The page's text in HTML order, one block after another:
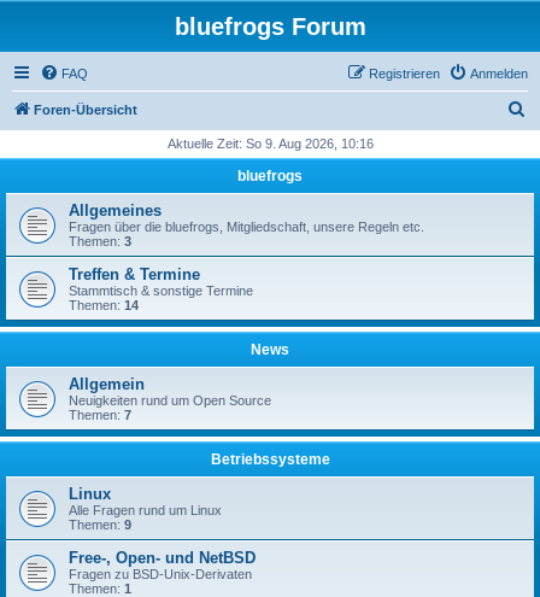
bluefrogs Forum
FAQ Anmelden
Registrieren
Foren-Übersicht
h
Aktuelle Zeit: So 9. Aug 2026, 10:16
bluefrogs
Allgemeines
Fragen über die bluefrogs, Mitgliedschaft, unsere Regeln etc.
Themen: 3
Treffen & Termine
Stammtisch & sonstige Termine
Themen: 14
News
Allgemein
Neuigkeiten rund um Open Source
Themen: 7
Betriebssysteme
Linux
Alle Fragen rund um Linux
Themen: 9
Free-, Open- und NetBSD
Fragen zu BSD-Unix-Derivaten
Themen: 1